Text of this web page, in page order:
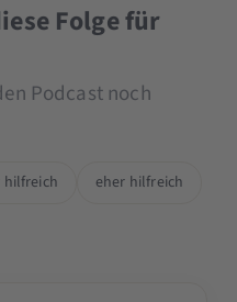
Folge für
Podcast noch
hilfreich
eher hilfreich